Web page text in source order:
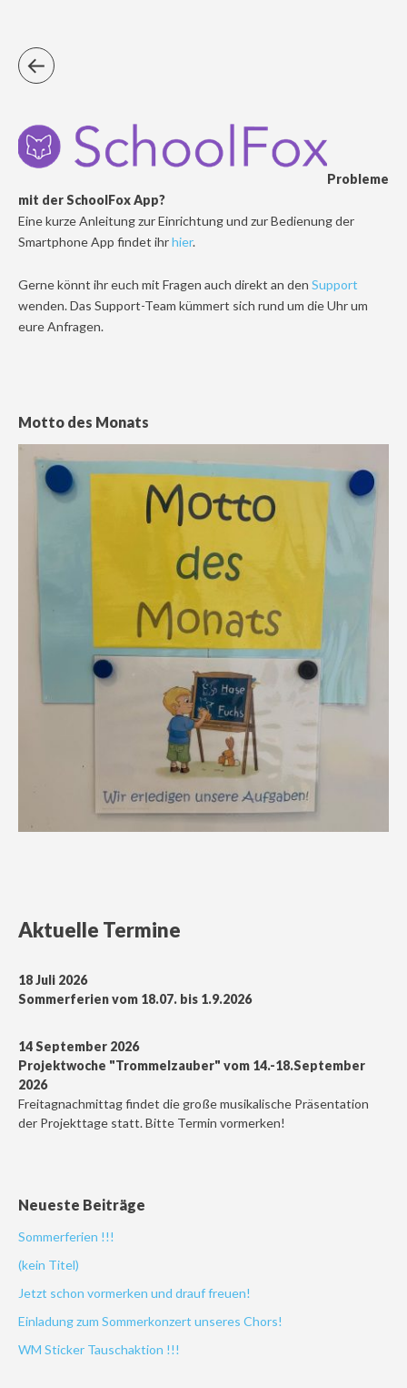
Probleme
mit der SchoolFox App?
Eine kurze Anleitung zur Einrichtung und zur Bedienung der
Smartphone App findet ihrhier.
Gerne könnt ihr euch mit Fragen auch direkt an den Support
wenden. Das Support-Team kümmert sich rund um die Uhr um
eure Anfragen.
Motto des Monats
Aktuelle Termine
18 Juli 2026
Sommerferien vom 18.07. bis 1.9.2026
14 September 2026
Projektwoche "Trommelzauber" vom 14.-18.September
2026
Freitagnachmittag findet die große musikalische Präsentation
der Projekttage statt. Bitte Termin vormerken!
Neueste Beiträge
Sommerferien !!!
(kein Titel)
Jetzt schon vormerken und drauf freuen!
Einladung zum Sommerkonzert unseres Chors!
WM Sticker Tauschaktion !!!